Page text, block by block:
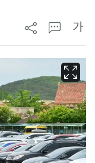
가